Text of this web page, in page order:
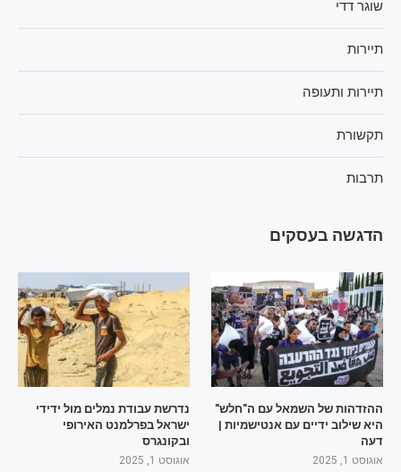
שוגר דדי
תיירות
תיירות ותעופה
תקשורת
תרבות
הדגשה בעסקים
ההזדהות של השמאל עם ה"חלש"
היא שילוב ידיים עם אנטישמיות |
דעה
אוגוסט 1, 2025
נדרשת עבודת נמלים מול ידידי
ישראל בפרלמנט האירופי
ובקונגרס
אוגוסט 1, 2025